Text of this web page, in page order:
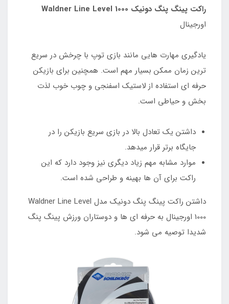
راکت پینگ پنگ دونیک Waldner Line Level 1000
اورجینال
یادگیری مهارت هایی مانند بازی توپ با چرخش در سریع
ترین زمان ممکن بسیار مهم است. همچنین برای بازیکن
حرفه ای استفاده از لاستیک اسفنجی و چوب خوب لذت
بخش و حیاطی است.
داشتن یک تعادل بالا در بازی سریع بازیکن را در
جایگاه برتر قرار میدهد.
موارد مشابه مهم زیاد دیگری نیز وجود دارد که این
راکت برای آن ها بهینه و طراحی شده است.
داشتن راکت پینگ پنگ دونیک مدل Waldner Line Level
1000 اورجینال به حرفه ای ها و دوستاران ورزش پینگ پنگ
شدیدا توصیه می شود.